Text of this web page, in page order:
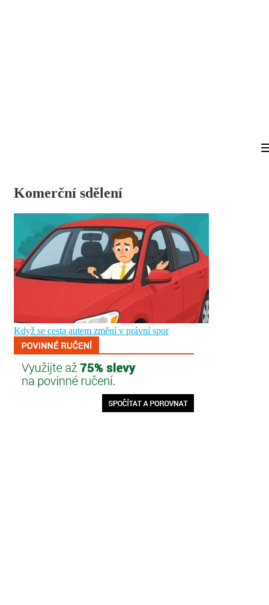
Komerční sdělení
Když se cesta autem změní v právní spor